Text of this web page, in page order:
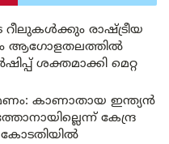
റീലുകൾക്കും രാഷ്ട്രീയ
ആഗോളതലത്തിൽ
ശക്തമാക്കി മെറ്റ
കാണാതായ ഇന്ത്യൻ
കേന്ദ്ര
കോടതിയിൽ